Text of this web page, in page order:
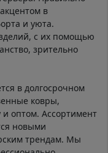
в
и уюта.
с их помощью
зрительно
в долгосрочном
ковры,
и оптом. Ассортимент
новыми
трендам. Мы